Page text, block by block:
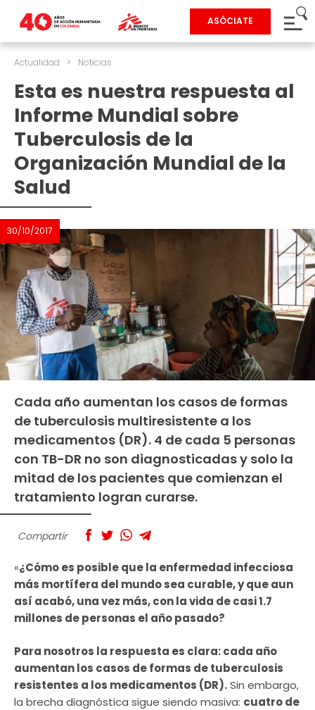
ASÓCIATE
Actualidad > Noticias
Esta es nuestra respuesta al
Informe Mundial sobre
Tuberculosis de la
Organización Mundial de la
Salud
30/10/2017
Cada año aumentan los casos de formas
de tuberculosis multiresistente a los
medicamentos (DR). 4 de cada 5 personas
con TB-DR no son diagnosticadas y solo la
mitad de los pacientes que comienzan el
tratamiento logran curarse.
Compartir
«¿Cómo es posible que la enfermedad infecciosa
más mortífera del mundo sea curable, y que aun
así acabó, una vez más, con la vida de casi 1.7
millones de personas el año pasado?
Para nosotros la respuesta es clara: cada año
aumentan los casos de formas de tuberculosis
resistentes a los medicamentos (DR).Sin embargo,
la brecha diagnóstica sigue siendo masiva: cuatro de